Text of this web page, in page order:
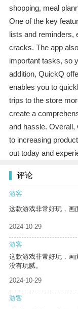
shopping, meal
One of the key
lists and reminders,
cracks. The app
important tasks, so
addition, QuickQ
enables you to
trips to the store
create a
and hassle.
to increasing
out today and
评论
游客
这款游戏非常好玩，画
2024-10-29
游客
这款游戏非常好玩，画
没有玩腻。
2024-10-29
游客